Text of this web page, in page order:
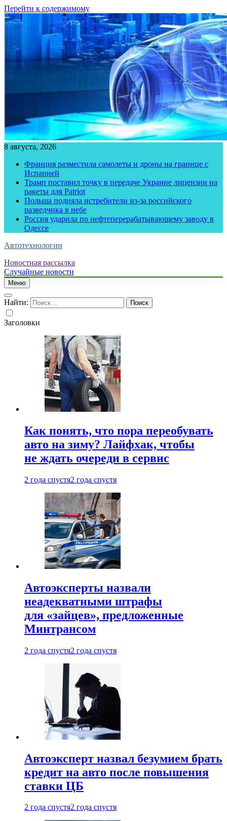
Перейти к содержимому
8 августа, 2026
Франция разместила самолеты и дроны на границе с
Испанией
Трамп поставил точку в передаче Украине лицензии на
ракеты для Patriot
Польша подняла истребители из-за российского
разведчика в небе
Россия ударила по нефтеперерабатывающему заводу в
Одессе
Автотехнологии
Новостная рассылка
Случайные новости
Меню
Найти:
Заголовки
Как понять, что пора переобувать
авто на зиму? Лайфхак, чтобы
не ждать очереди в сервис
2 года спустя2 года спустя
Автоэксперты назвали
неадекватными штрафы
для «зайцев», предложенные
Минтрансом
2 года спустя2 года спустя
Автоэксперт назвал безумием брать
кредит на авто после повышения
ставки ЦБ
2 года спустя2 года спустя